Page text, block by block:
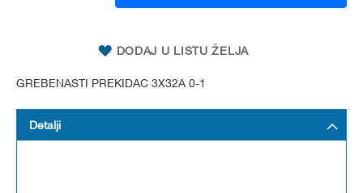
DODAJ U LISTU ŽELJA
GREBENASTI PREKIDAC 3X32A 0-1
Detalji